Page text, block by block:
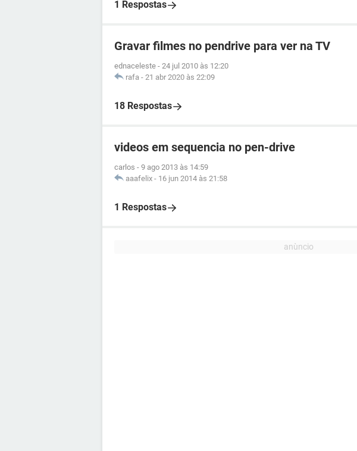
1 Respostas
Gravar filmes no pendrive para ver na TV
ednaceleste - 24 jul 2010 às 12:20
rafa - 21 abr 2020 às 22:09
18 Respostas
videos em sequencia no pen-drive
carlos - 9 ago 2013 às 14:59
aaafelix - 16 jun 2014 às 21:58
1 Respostas